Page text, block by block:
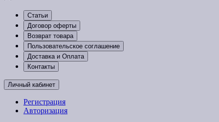
Статьи
Договор оферты
Возврат товара
Пользовательское соглашение
Доставка и Оплата
Контакты
Личный кабинет
Регистрация
Авторизация